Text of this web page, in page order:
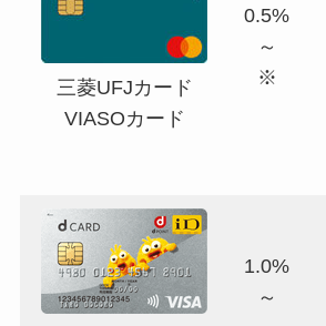
三菱UFJカード
VIASOカード
0.5%
～
※
1.0%
～